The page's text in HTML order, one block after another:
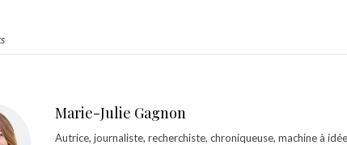
Marie-Julie Gagnon
Autrice, journaliste, recherchiste, chroniqueuse, machine à